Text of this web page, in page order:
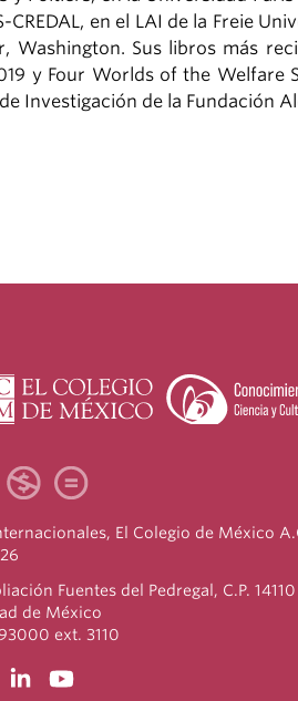
CREDAL, en el LAI de la Freie
Washington. Sus libros más
y Four Worlds of the Welfare
Investigación de la Fundación
El Colegio de México
Fuentes del Pedregal, C.P. 14110
de México
ext. 3110